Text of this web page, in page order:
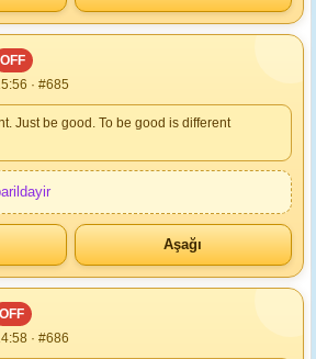
OFF
· #685
Just be good. To be good is different
Aşağı
OFF
· #686